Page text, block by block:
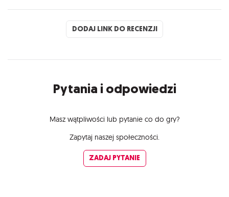
DODAJ LINK DO RECENZJI
Pytania i odpowiedzi
Masz wątpliwości lub pytanie co do gry?
Zapytaj naszej społeczności.
ZADAJ PYTANIE